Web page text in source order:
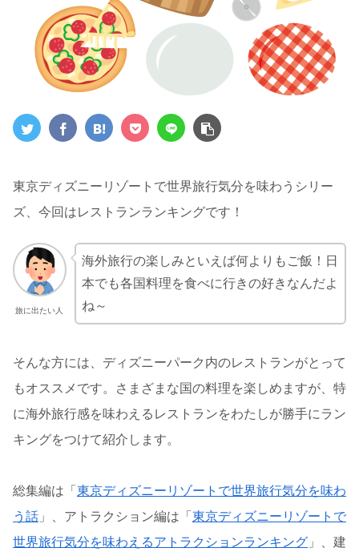
東京ディズニーリゾートで世界旅行気分を味わうシリー
ズ、今回はレストランランキングです！
旅に出たい人
海外旅行の楽しみといえば何よりもご飯！日
本でも各国料理を食べに行きの好きなんだよ
ね～
そんな方には、ディズニーパーク内のレストランがとって
もオススメです。さまざまな国の料理を楽しめますが、特
に海外旅行感を味わえるレストランをわたしが勝手にラン
キングをつけて紹介します。
総集編は「 東京ディズニーリゾートで世界旅行気分を味わ
う話 」、アトラクション編は「 東京ディズニーリゾートで
世界旅行気分を味わえるアトラクションランキング 」、建